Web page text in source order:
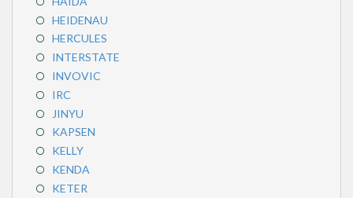
HEIDENAU
HERCULES
INTERSTATE
INVOVIC
IRC
JINYU
KAPSEN
KELLY
KENDA
KETER